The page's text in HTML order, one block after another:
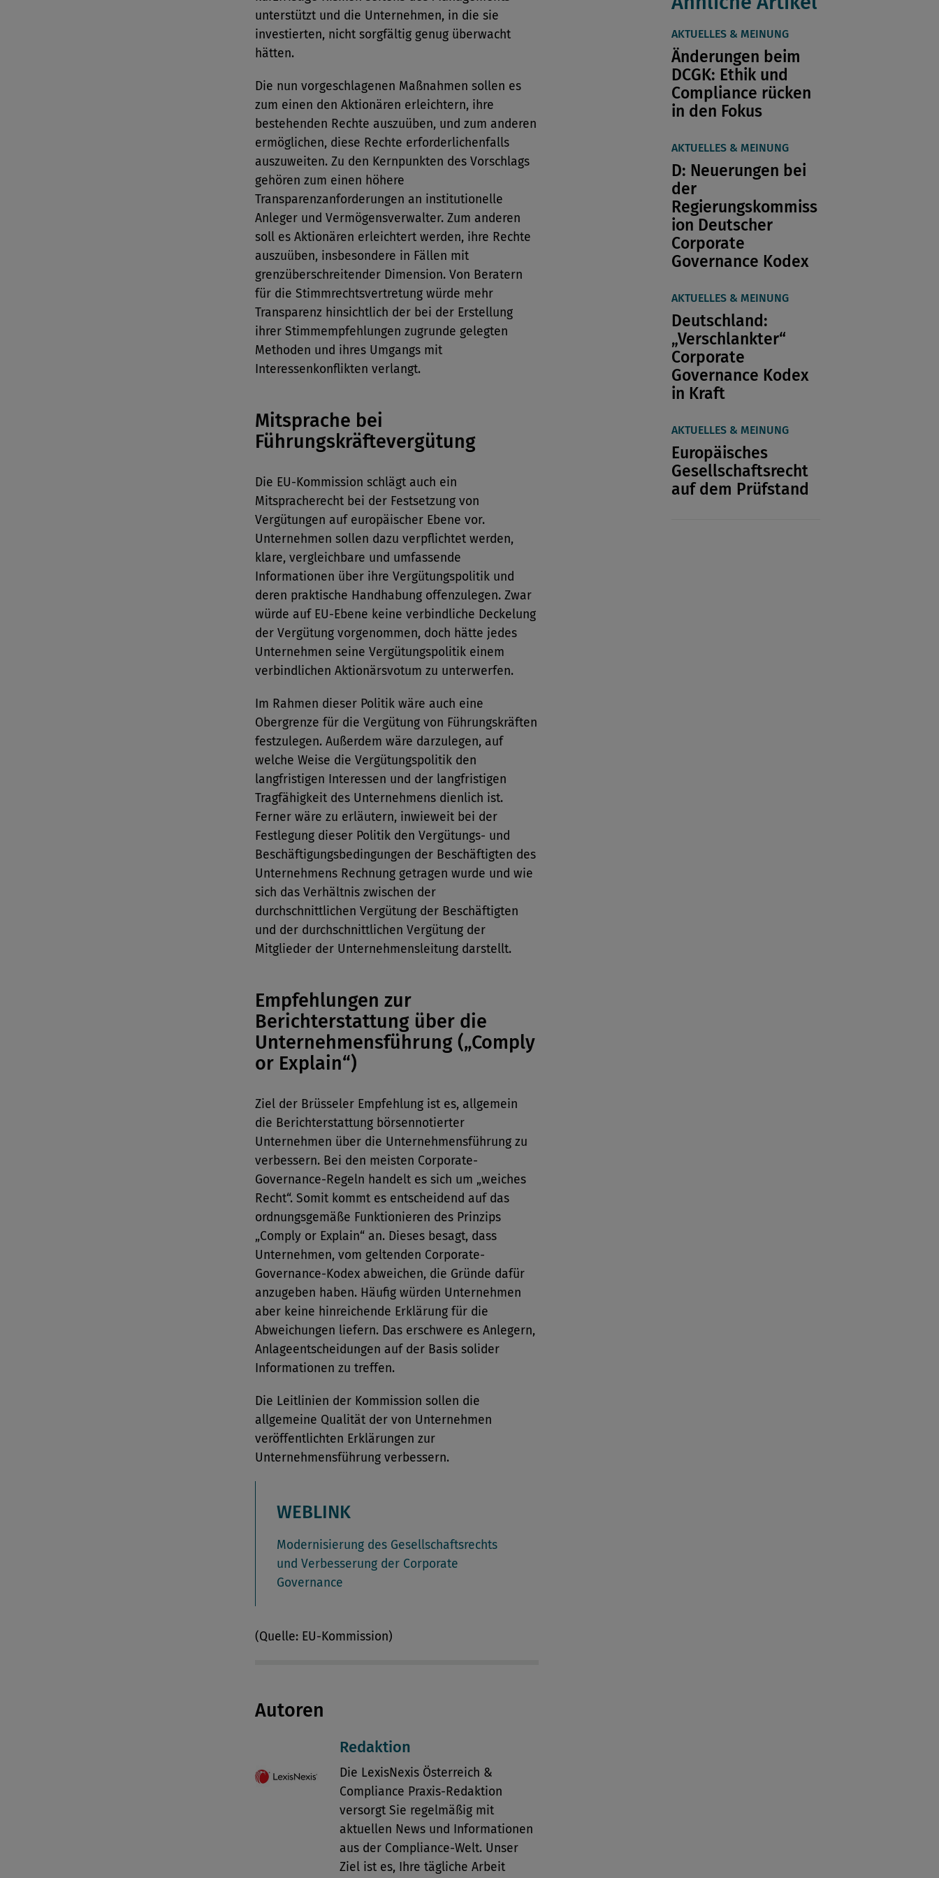
unterstützt und die Unternehmen, in die sie
investierten, nicht sorgfältig genug überwacht
hätten.
Die nun vorgeschlagenen Maßnahmen sollen es
zum einen den Aktionären erleichtern, ihre
bestehenden Rechte auszuüben, und zum anderen
ermöglichen, diese Rechte erforderlichenfalls
auszuweiten. Zu den Kernpunkten des Vorschlags
gehören zum einen höhere
Transparenzanforderungen an institutionelle
Anleger und Vermögensverwalter. Zum anderen
soll es Aktionären erleichtert werden, ihre Rechte
auszuüben, insbesondere in Fällen mit
grenzüberschreitender Dimension. Von Beratern
für die Stimmrechtsvertretung würde mehr
Transparenz hinsichtlich der bei der Erstellung
ihrer Stimmempfehlungen zugrunde gelegten
Methoden und ihres Umgangs mit
Interessenkonflikten verlangt.
Mitsprache bei
Führungskräftevergütung
Die EU-Kommission schlägt auch ein
Mitspracherecht bei der Festsetzung von
Vergütungen auf europäischer Ebene vor.
Unternehmen sollen dazu verpflichtet werden,
klare, vergleichbare und umfassende
Informationen über ihre Vergütungspolitik und
deren praktische Handhabung offenzulegen. Zwar
würde auf EU-Ebene keine verbindliche Deckelung
der Vergütung vorgenommen, doch hätte jedes
Unternehmen seine Vergütungspolitik einem
verbindlichen Aktionärsvotum zu unterwerfen.
Im Rahmen dieser Politik wäre auch eine
Obergrenze für die Vergütung von Führungskräften
festzulegen. Außerdem wäre darzulegen, auf
welche Weise die Vergütungspolitik den
langfristigen Interessen und der langfristigen
Tragfähigkeit des Unternehmens dienlich ist.
Ferner wäre zu erläutern, inwieweit bei der
Festlegung dieser Politik den Vergütungs- und
Beschäftigungsbedingungen der Beschäftigten des
Unternehmens Rechnung getragen wurde und wie
sich das Verhältnis zwischen der
durchschnittlichen Vergütung der Beschäftigten
und der durchschnittlichen Vergütung der
Mitglieder der Unternehmensleitung darstellt.
Empfehlungen zur
Berichterstattung über die
Unternehmensführung („Comply
or Explain“)
Ziel der Brüsseler Empfehlung ist es, allgemein
die Berichterstattung börsennotierter
Unternehmen über die Unternehmensführung zu
verbessern. Bei den meisten Corporate-
Governance-Regeln handelt es sich um „weiches
Recht“. Somit kommt es entscheidend auf das
ordnungsgemäße Funktionieren des Prinzips
„Comply or Explain“ an. Dieses besagt, dass
Unternehmen, vom geltenden Corporate-
Governance-Kodex abweichen, die Gründe dafür
anzugeben haben. Häufig würden Unternehmen
aber keine hinreichende Erklärung für die
Abweichungen liefern. Das erschwere es Anlegern,
Anlageentscheidungen auf der Basis solider
Informationen zu treffen.
Die Leitlinien der Kommission sollen die
allgemeine Qualität der von Unternehmen
veröffentlichten Erklärungen zur
Unternehmensführung verbessern.
WEBLINK
Modernisierung des Gesellschaftsrechts
und Verbesserung der Corporate
Governance
(Quelle: EU-Kommission)
Autoren
Redaktion
Die LexisNexis Österreich &
Compliance Praxis-Redaktion
versorgt Sie regelmäßig mit
aktuellen News und Informationen
aus der Compliance-Welt. Unser
Ziel ist es, Ihre tägliche Arbeit
AKTUELLES & MEINUNG
Änderungen beim
DCGK: Ethik und
Compliance rücken
in den Fokus
AKTUELLES & MEINUNG
D: Neuerungen bei
der
Regierungskommiss
ion Deutscher
Corporate
Governance Kodex
AKTUELLES & MEINUNG
Deutschland:
„Verschlankter“
Corporate
Governance Kodex
in Kraft
AKTUELLES & MEINUNG
Europäisches
Gesellschaftsrecht
auf dem Prüfstand